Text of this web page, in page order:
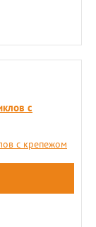
c
c крепежом